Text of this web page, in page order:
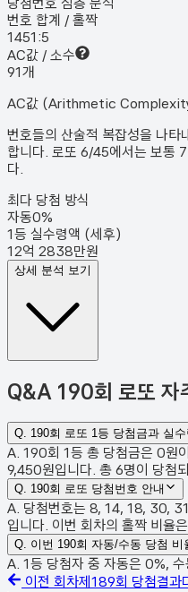
번호 합계 / 홀짝
1451:5
AC값 / 소수
91개
AC값 (Arithmetic
번호들의 산술적 복잡성을 나타
합니다. 로또 6/45에서는 보통
다.
최다 당첨 방식
자동0%
1등 실수령액 (세후)
12억 2838만원
상세 분석 보기
Q&A 190회 로또 자
Q. 190회 로또 1등 당첨금과 실
A. 190회 1등 총 당첨금은 0원
9,450원입니다. 총 6명이 당첨
Q. 190회 로또 당첨번호 안내
A. 당첨번호는 8, 14, 18, 30,
입니다. 이번 회차의 홀짝 비율
Q. 이번 190회 자동/수동 당첨 비
A. 1등 당첨자 중 자동은 0%,
이전 회차제 189회 당첨결과